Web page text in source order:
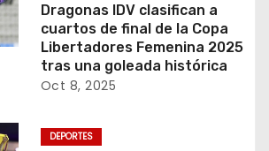
Dragonas IDV clasifican a
cuartos de final de la Copa
Libertadores Femenina 2025
tras una goleada histórica
Oct 8, 2025
DEPORTES